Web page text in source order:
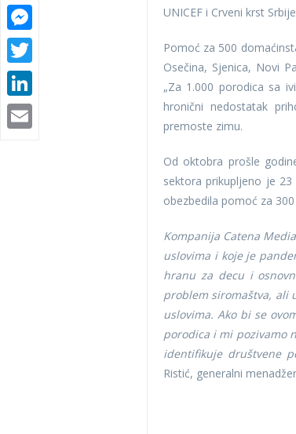
UNICEF i Crveni krst
Pomoć za 500
Osečina, Sjenica, Novi
„Za 1.000 porodica sa
hronični nedostatak
premoste zimu.
Od oktobra prošle
sektora prikupljeno je
obezbedila pomoć za
Kompanija Catena
uslovima i koje je
hranu za decu i
problem siromaštva, ali
uslovima. Ako bi se
porodica i mi pozivamo
identifikuje društvene
Ristić, generalni